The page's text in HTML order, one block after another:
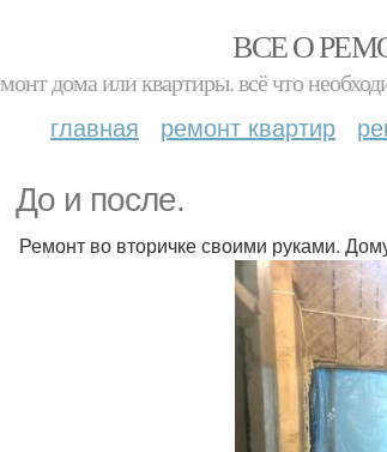
ВСЕ О
дома или квартиры. всё что
главная ремонт квартир
До и после.
Ремонт во вторичке своими руками.